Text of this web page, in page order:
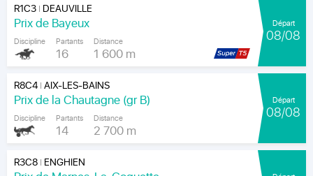
R1C3| DEAUVILLE
Prix de Bayeux
Discipline Partants
16
Distance
1 600 m
Départ
08/08
R8C4|AIX-LES-BAINS
Prix de la Chautagne (gr B)
Discipline Partants
14
Distance
2 700 m
Départ
08/08
R3C8| ENGHIEN